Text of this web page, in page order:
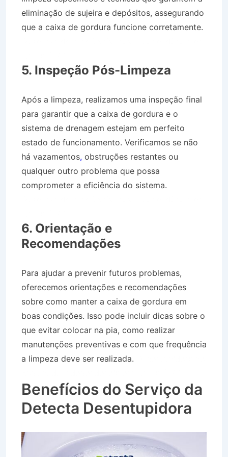
eliminação de sujeira e depósitos, assegurando
que a caixa de gordura funcione corretamente.
5. Inspeção Pós-Limpeza
Após a limpeza, realizamos uma inspeção final
para garantir que a caixa de gordura e o
sistema de drenagem estejam em perfeito
estado de funcionamento. Verificamos se não
há vazamentos, obstruções restantes ou
qualquer outro problema que possa
comprometer a eficiência do sistema.
6. Orientação e
Recomendações
Para ajudar a prevenir futuros problemas,
oferecemos orientações e recomendações
sobre como manter a caixa de gordura em
boas condições. Isso pode incluir dicas sobre o
que evitar colocar na pia, como realizar
manutenções preventivas e com que frequência
a limpeza deve ser realizada.
Benefícios do Serviço da
Detecta Desentupidora